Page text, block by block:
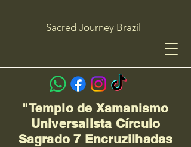
Sacred Journey Brazil
"Templo de Xamanismo
Universalista Círculo
Sagrado 7 Encruzilhadas